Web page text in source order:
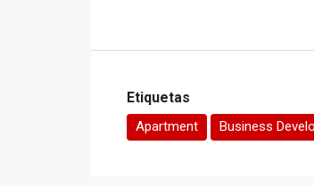
Etiquetas
Apartment Business